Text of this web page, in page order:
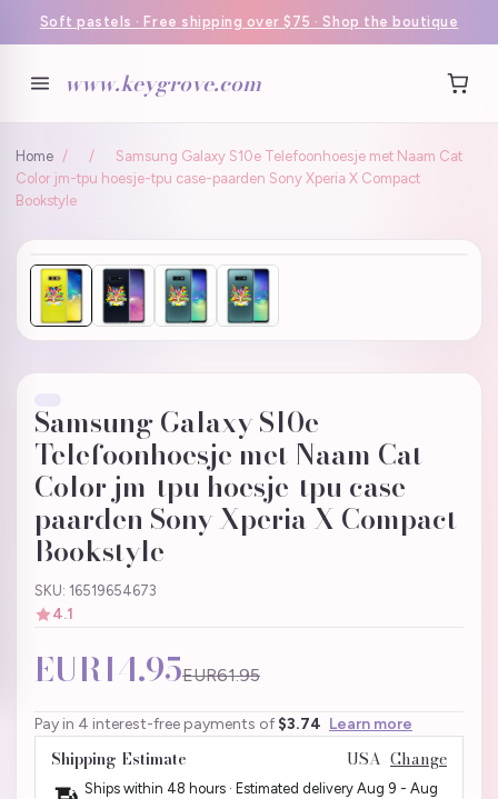
Soft pastels · Free shipping over $75 · Shop the boutique
www.keygrove.com
Home / /
Samsung Galaxy S10e Telefoonhoesje met Naam Cat
Color jm-tpu hoesje-tpu case-paarden Sony Xperia X Compact
Bookstyle
Samsung Galaxy S10e
Telefoonhoesje met Naam Cat
Color jm-tpu hoesje-tpu case-
paarden Sony Xperia X Compact
Bookstyle
SKU: 16519654673
4.1
EUR14.95EUR61.95
Pay in 4 interest-free payments of $3.74 Learn more
Shipping Estimate USA Change
Ships within 48 hours · Estimated delivery Aug 9 - Aug